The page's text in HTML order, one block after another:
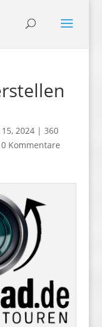
2024| 360
0 Kommentare